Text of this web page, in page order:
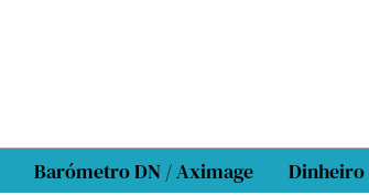
Barómetro DN / Aximage Dinheiro